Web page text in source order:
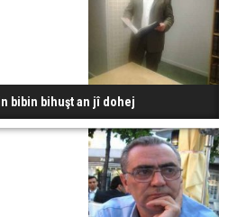
bibin bihuşt an jî dohej